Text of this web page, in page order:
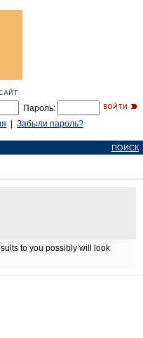
Пароль:
Забыли пароль?
ПОИСК
to you possibly will look